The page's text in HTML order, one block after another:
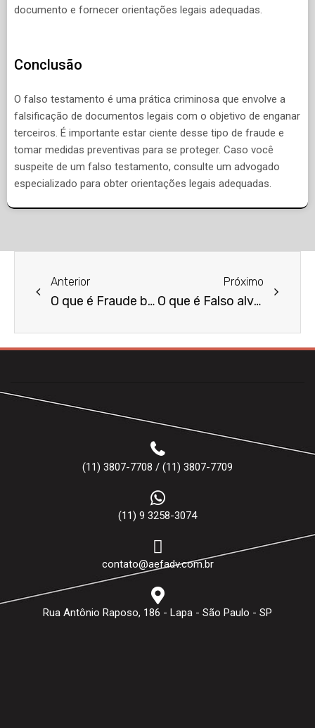
documento e fornecer orientações legais adequadas.
Conclusão
O falso testamento é uma prática criminosa que envolve a
falsificação de documentos legais com o objetivo de enganar
terceiros. É importante estar ciente desse tipo de fraude e
tomar medidas preventivas para se proteger. Caso você
suspeite de um falso testamento, consulte um advogado
especializado para obter orientações legais adequadas.
Anterior
O que é Fraude bancária?
Próximo
O que é Falso alvará?
(11) 3807-7708 / (11) 3807-7709
(11) 9 3258-3074
contato@aefadv.com.br
Rua Antônio Raposo, 186 - Lapa - São Paulo - SP